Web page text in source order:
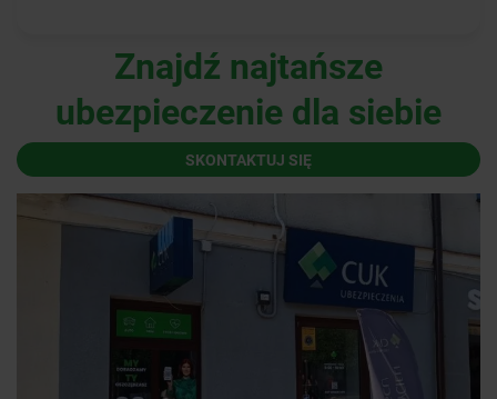
Znajdź najtańsze
ubezpieczenie dla siebie
SKONTAKTUJ SIĘ